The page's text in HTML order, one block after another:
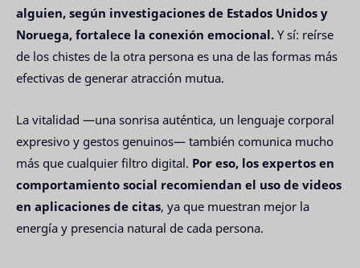
alguien, según investigaciones de Estados Unidos y
Noruega, fortalece la conexión emocional. Y sí: reírse
de los chistes de la otra persona es una de las formas más
efectivas de generar atracción mutua.
La vitalidad —una sonrisa auténtica, un lenguaje corporal
expresivo y gestos genuinos— también comunica mucho
más que cualquier filtro digital. Por eso, los expertos en
comportamiento social recomiendan el uso de videos
en aplicaciones de citas, ya que muestran mejor la
energía y presencia natural de cada persona.